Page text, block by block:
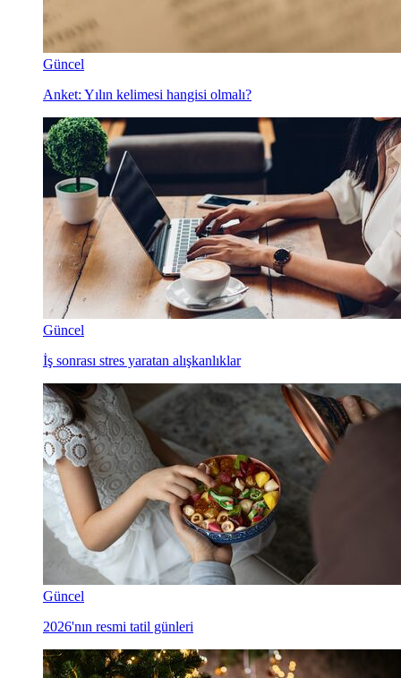
Güncel
Anket: Yılın kelimesi hangisi olmalı?
Güncel
İş sonrası stres yaratan alışkanlıklar
Güncel
2026'nın resmi tatil günleri